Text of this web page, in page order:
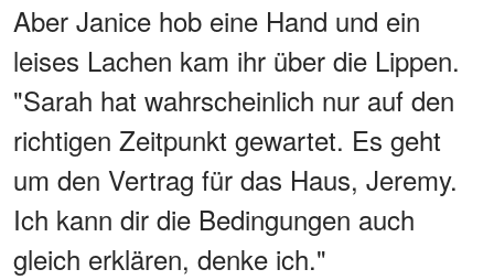
Aber Janice hob eine Hand und ein
leises Lachen kam ihr über die Lippen.
"Sarah hat wahrscheinlich nur auf den
richtigen Zeitpunkt gewartet. Es geht
um den Vertrag für das Haus, Jeremy.
Ich kann dir die Bedingungen auch
gleich erklären, denke ich."